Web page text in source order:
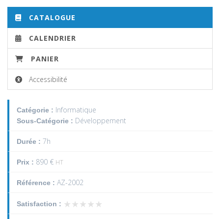
CATALOGUE
CALENDRIER
PANIER
Accessibilité
Catégorie : Informatique
Sous-Catégorie : Développement
Durée : 7h
Prix : 890 € HT
Référence : AZ-2002
Satisfaction : ★★★★★
★★★★★